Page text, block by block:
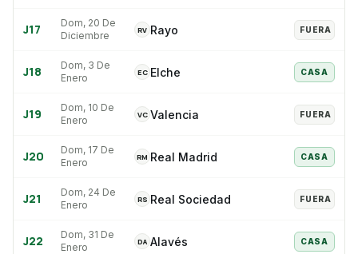
J17
Dom, 20 De
Diciembre
RV Rayo FUERA
J18
Dom, 3 De
Enero
EC Elche CASA
J19
Dom, 10 De
Enero
VC Valencia FUERA
J20
Dom, 17 De
Enero
RM Real Madrid CASA
J21
Dom, 24 De
Enero
RS Real Sociedad FUERA
J22
Dom, 31 De
Enero
DA Alavés CASA